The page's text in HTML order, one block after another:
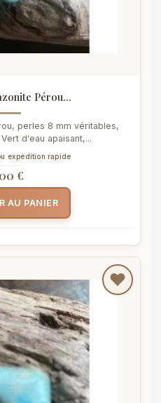
Pérou...
perles 8 mm véritables,
d'eau apaisant,...
expédition rapide
€
AU PANIER